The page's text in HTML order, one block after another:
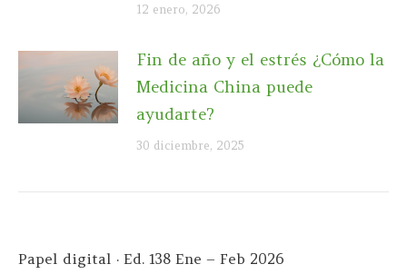
12 enero, 2026
Fin de año y el estrés ¿Cómo la
Medicina China puede
ayudarte?
30 diciembre, 2025
Papel digital · Ed. 138 Ene – Feb 2026